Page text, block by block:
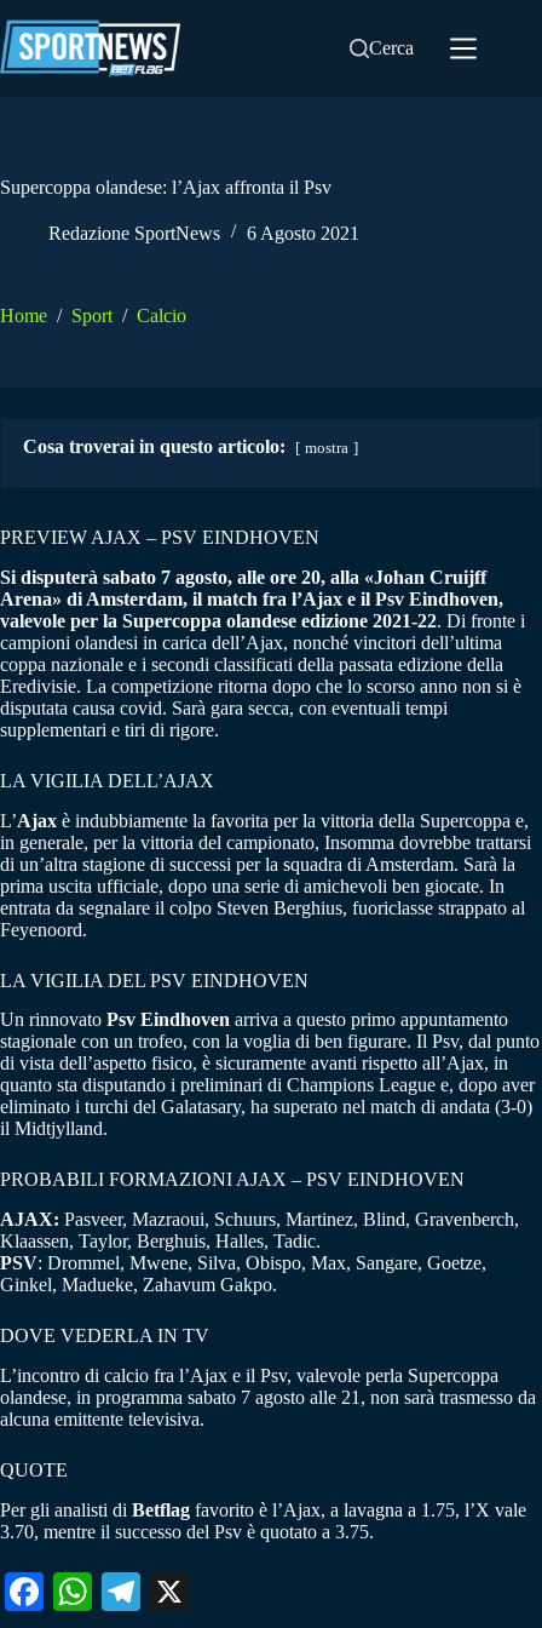
al
contenuto
Cerca
Supercoppa olandese: l’Ajax affronta il Psv
Redazione SportNews 6 Agosto 2021
Home / Sport / Calcio
Cosa troverai in questo articolo: mostra
PREVIEW AJAX – PSV EINDHOVEN
Si disputerà sabato 7 agosto, alle ore 20, alla «Johan Cruijff
Arena» di Amsterdam, il match fra l’Ajax e il Psv Eindhoven,
valevole per la Supercoppa olandese edizione 2021-22. Di fronte i
campioni olandesi in carica dell’Ajax, nonché vincitori dell’ultima
coppa nazionale e i secondi classificati della passata edizione della
Eredivisie. La competizione ritorna dopo che lo scorso anno non si è
disputata causa covid. Sarà gara secca, con eventuali tempi
supplementari e tiri di rigore.
LA VIGILIA DELL’AJAX
L’Ajax è indubbiamente la favorita per la vittoria della Supercoppa e,
in generale, per la vittoria del campionato, Insomma dovrebbe trattarsi
di un’altra stagione di successi per la squadra di Amsterdam. Sarà la
prima uscita ufficiale, dopo una serie di amichevoli ben giocate. In
entrata da segnalare il colpo Steven Berghius, fuoriclasse strappato al
Feyenoord.
LA VIGILIA DEL PSV EINDHOVEN
Un rinnovato Psv Eindhoven arriva a questo primo appuntamento
stagionale con un trofeo, con la voglia di ben figurare. Il Psv, dal punto
di vista dell’aspetto fisico, è sicuramente avanti rispetto all’Ajax, in
quanto sta disputando i preliminari di Champions League e, dopo aver
eliminato i turchi del Galatasary, ha superato nel match di andata (3-0)
il Midtjylland.
PROBABILI FORMAZIONI AJAX – PSV EINDHOVEN
AJAX: Pasveer, Mazraoui, Schuurs, Martinez, Blind, Gravenberch,
Klaassen, Taylor, Berghuis, Halles, Tadic.
PSV: Drommel, Mwene, Silva, Obispo, Max, Sangare, Goetze,
Ginkel, Madueke, Zahavum Gakpo.
DOVE VEDERLA IN TV
L’incontro di calcio fra l’Ajax e il Psv, valevole perla Supercoppa
olandese, in programma sabato 7 agosto alle 21, non sarà trasmesso da
alcuna emittente televisiva.
QUOTE
Per gli analisti di Betflag favorito è l’Ajax, a lavagna a 1.75, l’X vale
3.70, mentre il successo del Psv è quotato a 3.75.
Fa W
Te